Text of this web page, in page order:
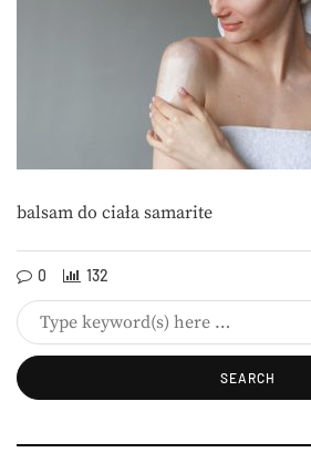
balsam do ciała samarite
0 132